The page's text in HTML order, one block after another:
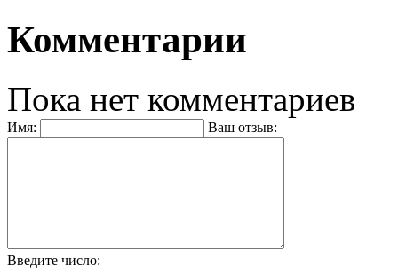
Комментарии
Пока нет комментариев
Имя: Ваш отзыв:
Введите число: